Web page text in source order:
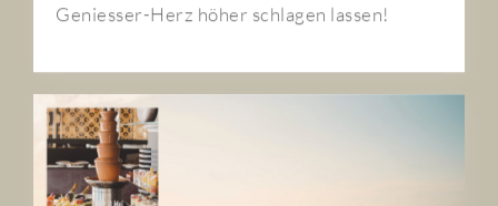
Geniesser-Herz höher schlagen lassen!